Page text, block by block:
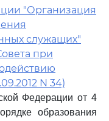
"Организация
служащих"
при
N 34)
Федерации от 4
образования